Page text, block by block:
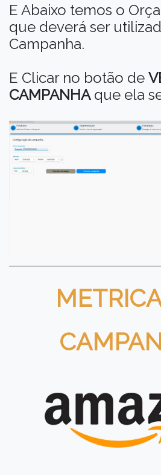
E Abaixo temos o
que deverá ser
Campanha.
E Clicar no botão de
CAMPANHAque ela